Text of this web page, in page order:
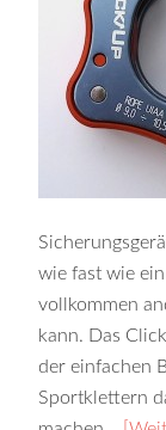
wie fast wie
vollkommen
kann. Das
der einfachen
Sportklettern